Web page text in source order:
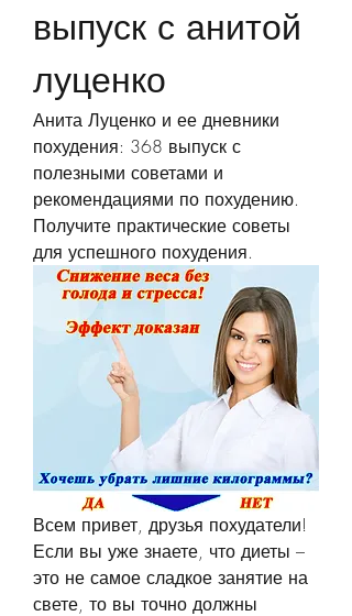
выпуск с анитой
луценко
Анита Луценко и ее дневники
похудения: 368 выпуск с
полезными советами и
рекомендациями по похудению.
Получите практические советы
для успешного похудения.
Всем привет, друзья похудатели!
Если вы уже знаете, что диеты –
это не самое сладкое занятие на
свете, то вы точно должны